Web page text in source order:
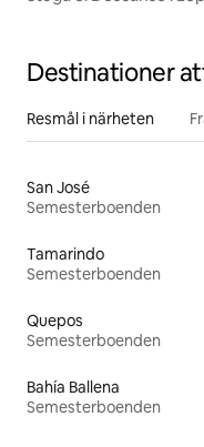
Destinationer
Resmål i närheten
San José
Semesterboenden
Tamarindo
Semesterboenden
Quepos
Semesterboenden
Bahía Ballena
Semesterboenden